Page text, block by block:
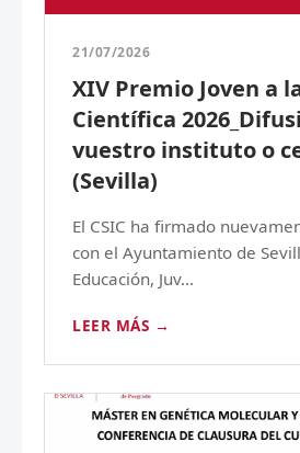
21/07/2026
XIV Premio Joven a
Científica
vuestro instituto o
(Sevilla)
El CSIC ha firmado
con el Ayuntamiento de
Educación, Juv...
LEER MÁS →